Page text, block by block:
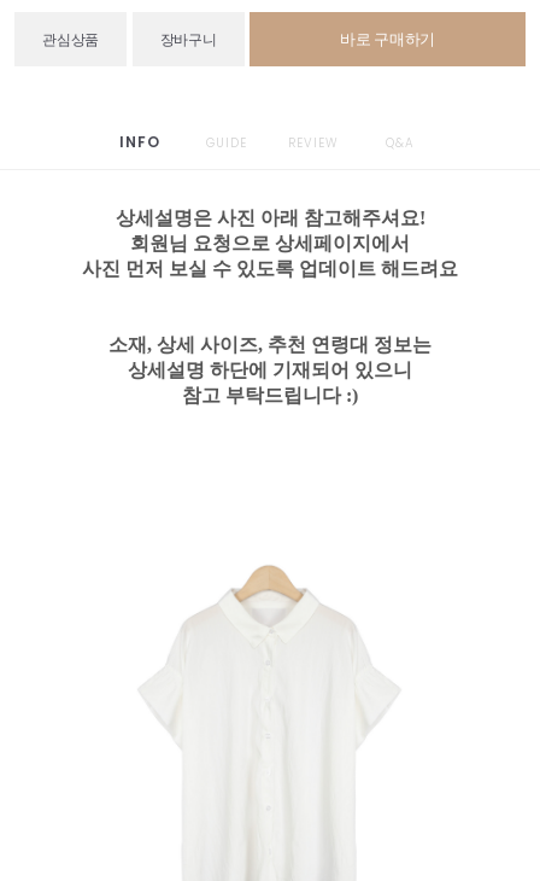
관심상품 장바구니 바로 구매하기
INFO GUIDE REVIEW Q&A
상세설명은 사진 아래 참고해주셔요!
회원님 요청으로 상세페이지에서
사진 먼저 보실 수 있도록 업데이트 해드려요
소재, 상세 사이즈, 추천 연령대 정보는
상세설명 하단에 기재되어 있으니
참고 부탁드립니다 :)